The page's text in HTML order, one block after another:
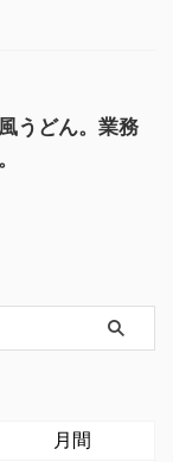
うどん。業務
月間